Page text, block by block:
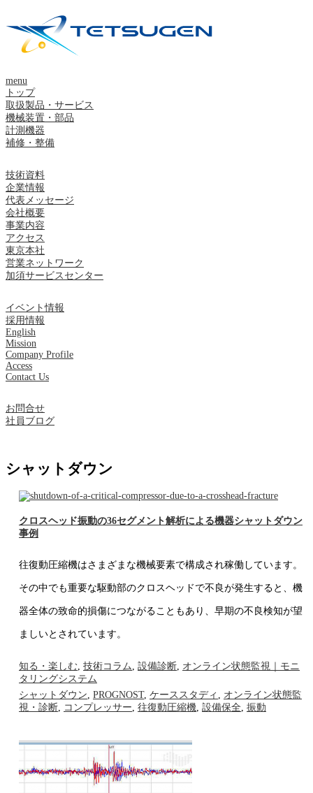
menu
トップ
取扱製品・サービス
機械装置・部品
計測機器
補修・整備
技術資料
企業情報
代表メッセージ
会社概要
事業内容
アクセス
東京本社
営業ネットワーク
加須サービスセンター
イベント情報
採用情報
English
Mission
Company Profile
Access
Contact Us
お問合せ
社員ブログ
シャットダウン
クロスヘッド振動の36セグメント解析による機器シャットダウン
事例
往復動圧縮機はさまざまな機械要素で構成され稼働しています。
その中でも重要な駆動部のクロスヘッドで不良が発生すると、機
器全体の致命的損傷につながることもあり、早期の不良検知が望
ましいとされています。
知る・楽しむ 技術コラム 設備診断 オンライン状態監視｜モニ
タリングシステム
シャットダウン PROGNOST, ケーススタディ
オンライン状態監
視・診断
コンプレッサー 往復動圧縮機 設備保全 振動